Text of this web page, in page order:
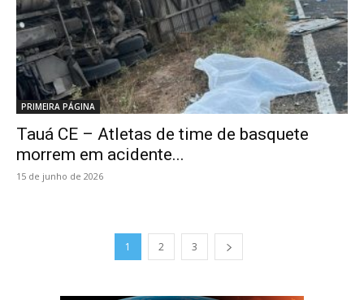
PRIMEIRA PÁGINA
Tauá CE – Atletas de time de basquete
morrem em acidente...
15 de junho de 2026
1 2 3